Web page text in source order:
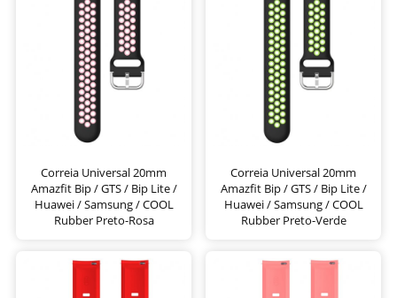
Correia Universal 20mm
Amazfit Bip / GTS / Bip Lite /
Huawei / Samsung / COOL
Rubber Preto-Rosa
Correia Universal 20mm
Amazfit Bip / GTS / Bip Lite /
Huawei / Samsung / COOL
Rubber Preto-Verde